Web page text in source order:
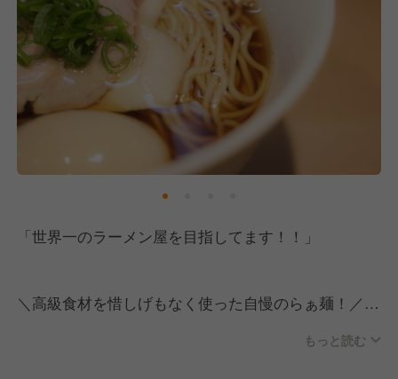
「世界一のラーメン屋を目指してます！！」
＼高級食材を惜しげもなく使った自慢のらぁ麺！／
もっと読む